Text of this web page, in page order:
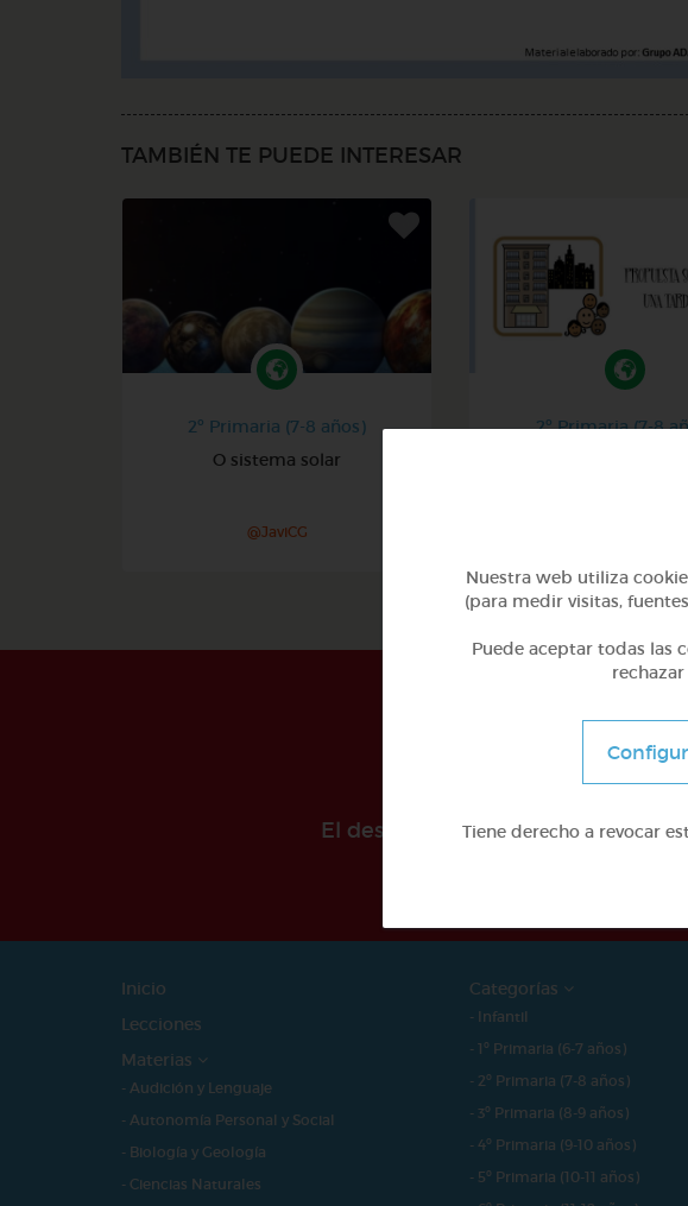
TAMBIÉN TE PUEDE INTERESAR
2º Primaria (7-8 años)
O sistema solar
@JaviCG
2º Primaria (7-8
El desarollo de este proyecto ha
Inicio
Lecciones
Materias
- Audición y Lenguaje
- Autonomía Personal y Social
- Biología y Geología
- Ciencias Naturales
Categorías
- Infantil
- 1º Primaria (6-7 años)
- 2º Primaria (7-8 años)
- 3º Primaria (8-9 años)
- 4º Primaria (9-10 años)
- 5º Primaria (10-11 años)
Nuestra web utiliza
(para medir visitas,
Puede aceptar todas las
rechazar
Tiene derecho a revocar